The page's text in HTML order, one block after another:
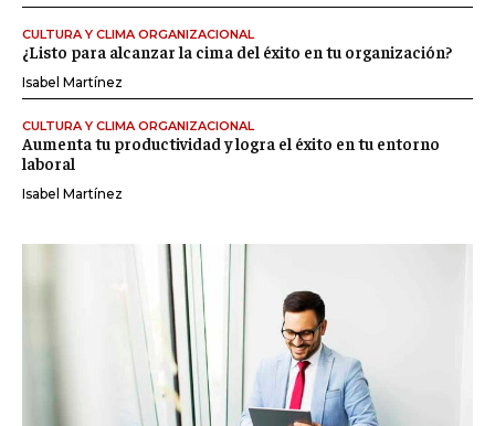
CULTURA Y CLIMA ORGANIZACIONAL
¿Listo para alcanzar la cima del éxito en tu organización?
Isabel Martínez
CULTURA Y CLIMA ORGANIZACIONAL
Aumenta tu productividad y logra el éxito en tu entorno
laboral
Isabel Martínez